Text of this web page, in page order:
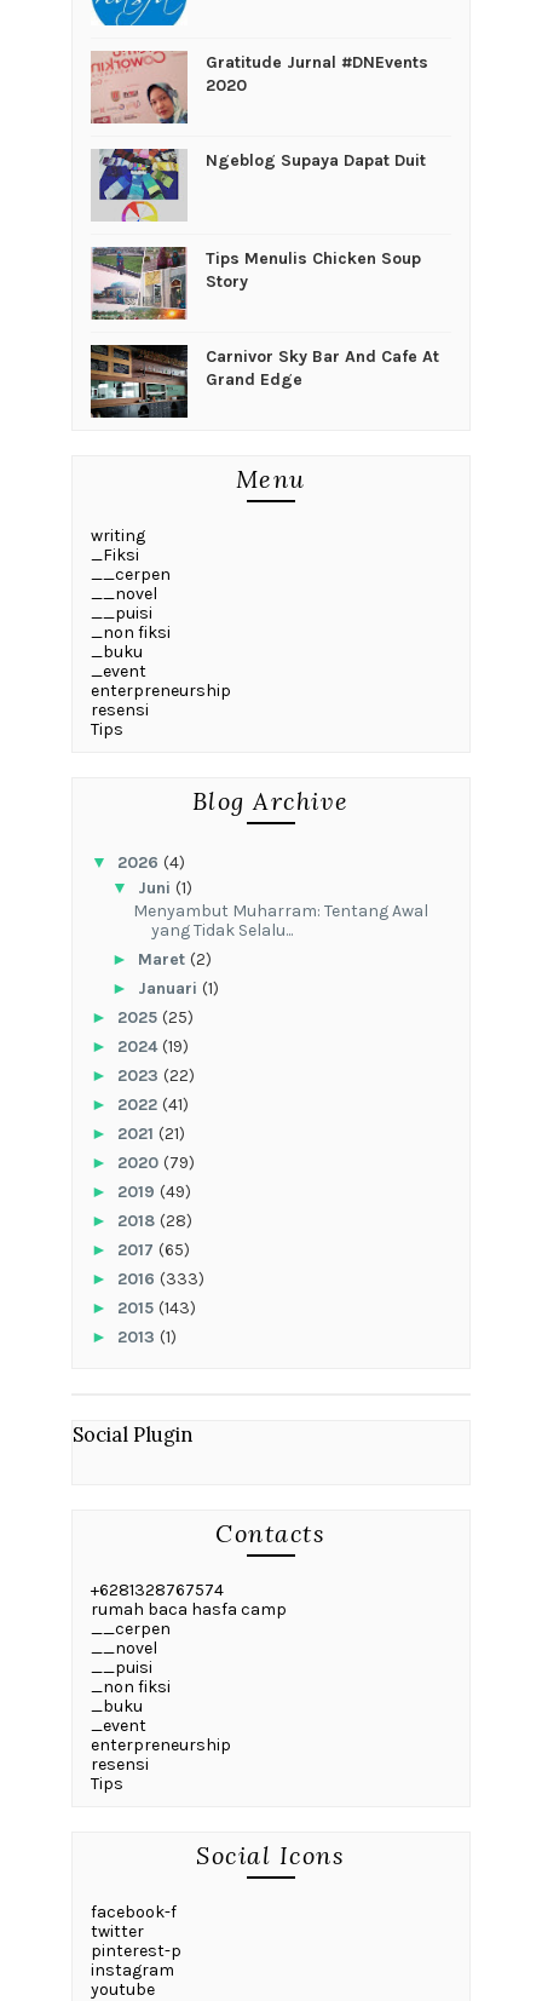
Gratitude Jurnal #DNEvents
2020
Ngeblog Supaya Dapat Duit
Tips Menulis Chicken Soup
Story
Carnivor Sky Bar And Cafe At
Grand Edge
Menu
writing
_Fiksi
__cerpen
__novel
__puisi
_non fiksi
_buku
_event
enterpreneurship
resensi
Tips
Blog Archive
▼ 2026 (4)
▼ Juni (1)
Menyambut Muharram: Tentang Awal
yang Tidak Selalu...
► Maret (2)
► Januari (1)
► 2025 (25)
► 2024(19)
► 2023 (22)
► 2022 (41)
► 2021 (21)
► 2020 (79)
► 2019 (49)
► 2018 (28)
► 2017 (65)
► 2016 (333)
► 2015 (143)
► 2013 (1)
Social Plugin
Contacts
+6281328767574
rumah baca hasfa camp
__cerpen
__novel
__puisi
_non fiksi
_buku
_event
enterpreneurship
resensi
Tips
Social Icons
facebook-f
twitter
pinterest-p
instagram
youtube